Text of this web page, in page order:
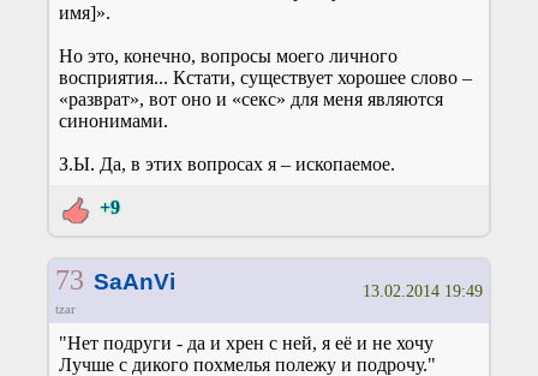
имя]».
Но это, конечно, вопросы моего личного
восприятия... Кстати, существует хорошее слово –
«разврат», вот оно и «секс» для меня являются
синонимами.
З.Ы. Да, в этих вопросах я – ископаемое.
+9
73 SaAnVi
tzar
13.02.2014 19:49
"Нет подруги - да и хрен с ней, я её и не хочу
Лучше с дикого похмелья полежу и подрочу."